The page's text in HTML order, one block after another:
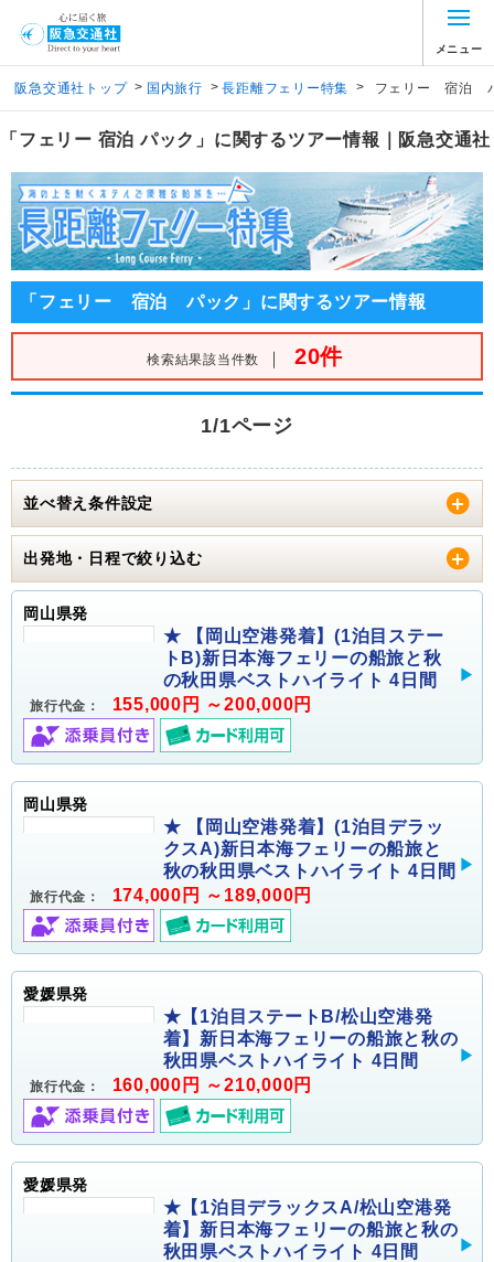
メニュー
阪急交通社トップ > 国内旅行 > 長距離フェリー特集 > フェリー 宿泊
「フェリー 宿泊 パック」に関するツアー情報｜阪急交通社
「フェリー 宿泊 パック」に関するツアー情報
検索結果該当件数 ｜ 20件
1/1ページ
並べ替え条件設定
出発地・日程で絞り込む
岡山県発
★ 【岡山空港発着】(1泊目ステー
トB)新日本海フェリーの船旅と秋
の秋田県ベストハイライト 4日間
旅行代金： 155,000円 ～200,000円
岡山県発
★ 【岡山空港発着】(1泊目デラッ
クスA)新日本海フェリーの船旅と
秋の秋田県ベストハイライト 4日間
旅行代金： 174,000円 ～189,000円
愛媛県発
★【1泊目ステートB/松山空港発
着】新日本海フェリーの船旅と秋の
秋田県ベストハイライト 4日間
旅行代金： 160,000円 ～210,000円
愛媛県発
★【1泊目デラックスA/松山空港発
着】新日本海フェリーの船旅と秋の
秋田県ベストハイライト 4日間